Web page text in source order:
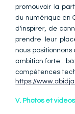
promouvoir la
du numérique en
d'inspirer, de
prendre leur
nous
ambition forte :
compétences
https://
V. Photos et videos